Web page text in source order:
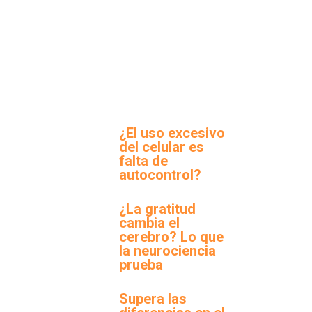
¿El uso excesivo
del celular es
falta de
autocontrol?
¿La gratitud
cambia el
cerebro? Lo que
la neurociencia
prueba
Supera las